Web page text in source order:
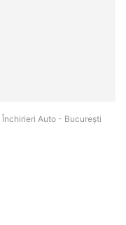
Auto - Bucureşti